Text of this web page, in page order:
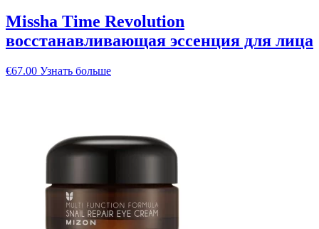
Missha Time Revolution
восстанавливающая эссенция для лица
€67.00 Узнать больше